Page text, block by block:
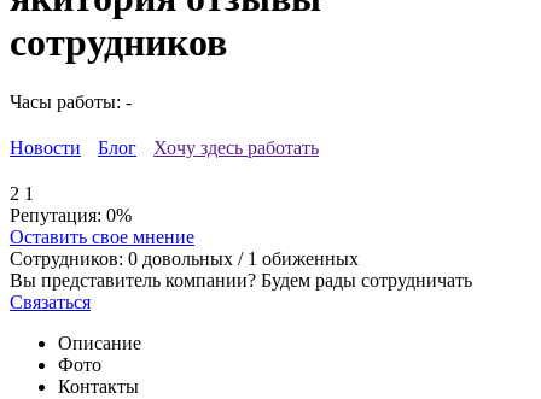
сотрудников
Часы работы: -
Новости Блог Хочу здесь работать
2 1
Репутация: 0%
Оставить свое мнение
Сотрудников: 0 довольных / 1 обиженных
Вы представитель компании? Будем рады сотрудничать
Связаться
Описание
Фото
Контакты